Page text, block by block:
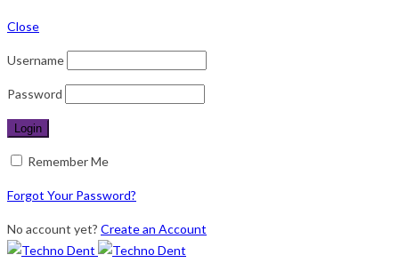
Close
Username
Password
Remember Me
Forgot Your Password?
No account yet? Create an Account